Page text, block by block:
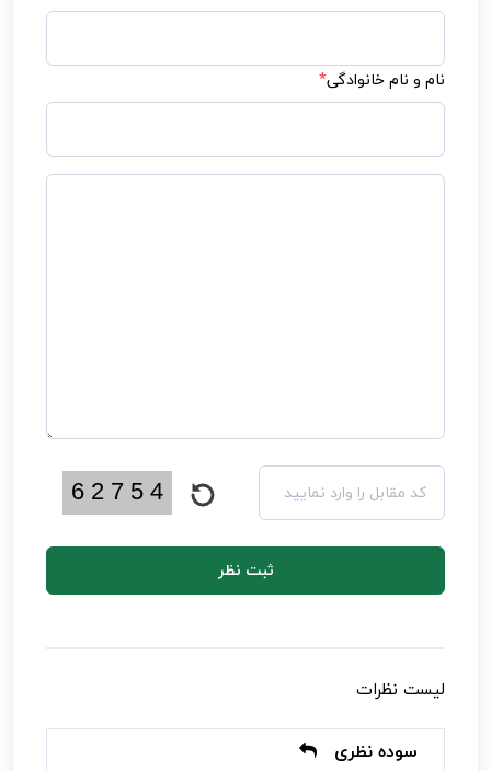
نام و نام خانوادگی*
ثبت نظر
لیست نظرات
سوده نظری